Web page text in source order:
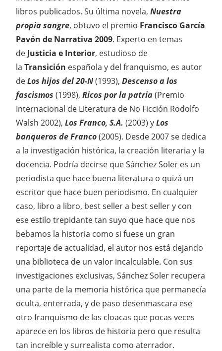
libros publicados. Su última novela, Nuestra
propia sangre, obtuvo el premio Francisco García
Pavón de Narrativa 2009. Experto en temas
de Justicia e Interior, estudioso de
la Transición española y del franquismo, es autor
deLos hijos del 20-N(1993), Descenso a los
fascismos (1998), Ricos por la patria(Premio
Internacional de Literatura de No Ficción Rodolfo
Walsh 2002), Los Franco, S.A. (2003) yLos
banqueros de Franco(2005). Desde 2007 se dedica
a la investigación histórica, la creación literaria y la
docencia. Podría decirse que Sánchez Soler es un
periodista que hace buena literatura o quizá un
escritor que hace buen periodismo. En cualquier
caso, libro a libro, best seller a best seller y con
ese estilo trepidante tan suyo que hace que nos
bebamos la historia como si fuese un gran
reportaje de actualidad, el autor nos está dejando
una biblioteca de un valor incalculable. Con sus
investigaciones exclusivas, Sánchez Soler recupera
una parte de la memoria histórica que permanecía
oculta, enterrada, y de paso desenmascara ese
otro franquismo de las cloacas que pocas veces
aparece en los libros de historia pero que resulta
tan increíble y surrealista como aterrador.